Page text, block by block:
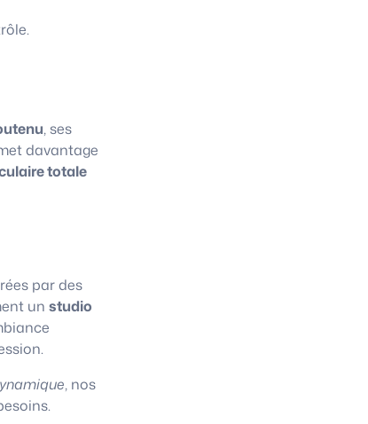
, ses
davantage
totale
par des
un studio
, nos